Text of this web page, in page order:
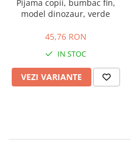
Pijama copii, bumbac fin,
model dinozaur, verde
45,76 RON
IN STOC
VEZI VARIANTE